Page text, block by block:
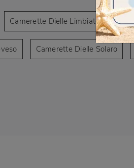
Camerette Dielle Limbiate
Camerette Dielle Solaro